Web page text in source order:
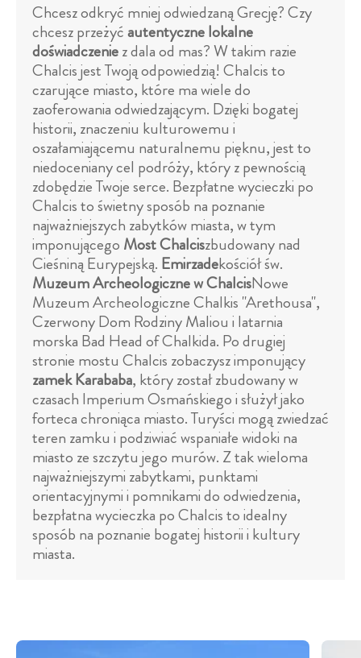
Chcesz odkryć mniej odwiedzaną Grecję? Czy
chcesz przeżyćautentyczne lokalne
doświadczeniez dala od mas? W takim razie
Chalcis jest Twoją odpowiedzią! Chalcis to
czarujące miasto, które ma wiele do
zaoferowania odwiedzającym. Dzięki bogatej
historii, znaczeniu kulturowemu i
oszałamiającemu naturalnemu pięknu, jest to
niedoceniany cel podróży, który z pewnością
zdobędzie Twoje serce. Bezpłatne wycieczki po
Chalcis to świetny sposób na poznanie
najważniejszych zabytków miasta, w tym
imponującego Most Chalciszbudowany nad
Cieśniną Eurypejską. Emirzadekościół św.
Muzeum Archeologiczne w ChalcisNowe
Muzeum Archeologiczne Chalkis "Arethousa",
Czerwony Dom Rodziny Maliou i latarnia
morska Bad Head of Chalkida. Po drugiej
stronie mostu Chalcis zobaczysz imponujący
zamek Karababa, który został zbudowany w
czasach Imperium Osmańskiego i służył jako
forteca chroniąca miasto. Turyści mogą zwiedzać
teren zamku i podziwiać wspaniałe widoki na
miasto ze szczytu jego murów. Z tak wieloma
najważniejszymi zabytkami, punktami
orientacyjnymi i pomnikami do odwiedzenia,
bezpłatna wycieczka po Chalcis to idealny
sposób na poznanie bogatej historii i kultury
miasta.